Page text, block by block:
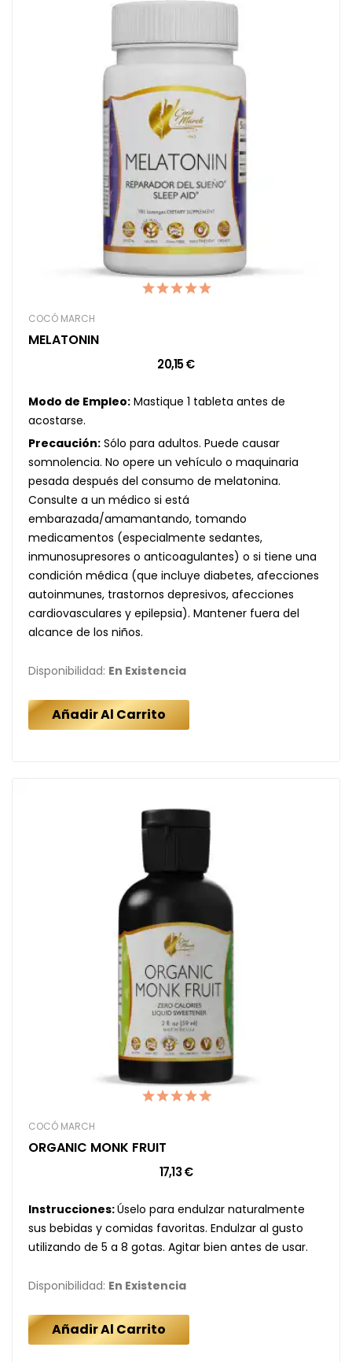
COCÓ MARCH
MELATONIN
20,15 €
Modo de Empleo: Mastique 1 tableta antes de
acostarse.
Precaución: Sólo para adultos. Puede causar
somnolencia. No opere un vehículo o maquinaria
pesada después del consumo de melatonina.
Consulte a un médico si está
embarazada/amamantando, tomando
medicamentos (especialmente sedantes,
inmunosupresores o anticoagulantes) o si tiene una
condición médica (que incluye diabetes, afecciones
autoinmunes, trastornos depresivos, afecciones
cardiovasculares y epilepsia). Mantener fuera del
alcance de los niños.
Disponibilidad: En Existencia
Añadir Al Carrito
COCÓ MARCH
ORGANIC MONK FRUIT
17,13 €
Instrucciones:Úselo para endulzar naturalmente
sus bebidas y comidas favoritas. Endulzar al gusto
utilizando de 5 a 8 gotas. Agitar bien antes de usar.
Disponibilidad: En Existencia
Añadir Al Carrito